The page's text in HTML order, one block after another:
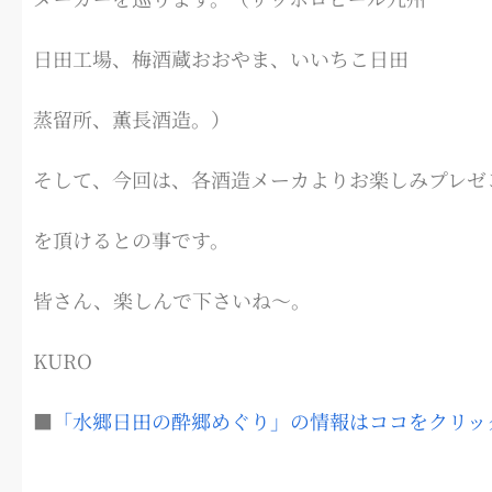
日田工場、梅酒蔵おおやま、いいちこ日田
蒸留所、薫長酒造。）
そして、今回は、各酒造メーカよりお楽しみプレ
を頂けるとの事です。
皆さん、楽しんで下さいね～。
KURO
■ 「水郷日田の酔郷めぐり」の情報はココをクリ